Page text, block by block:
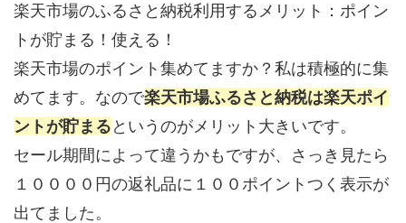
楽天市場のふるさと納税利用するメリット：ポイン
トが貯まる！使える！
楽天市場のポイント集めてますか？私は積極的に集
めてます。なので楽天市場ふるさと納税は楽天ポイ
ントが貯まるというのがメリット大きいです。
セール期間によって違うかもですが、さっき見たら
１００００円の返礼品に１００ポイントつく表示が
出てました。